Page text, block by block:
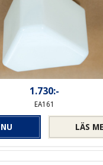
1.730:-
EA161
LÄS